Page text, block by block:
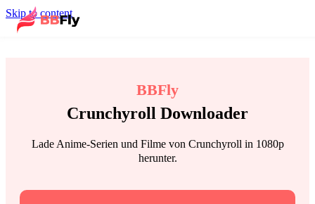
Skip to content
BBFly
Crunchyroll Downloader
Lade Anime-Serien und Filme von Crunchyroll in 1080p
herunter.